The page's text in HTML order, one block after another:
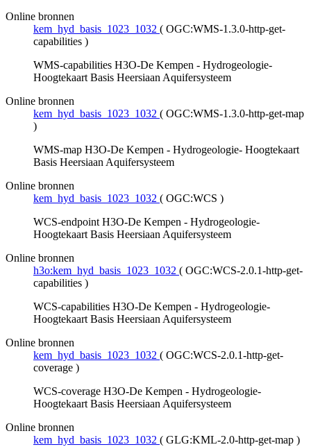
Online bronnen
kem_hyd_basis_1023_1032 ( OGC:WMS-1.3.0-http-get-
capabilities )
WMS-capabilities H3O-De Kempen - Hydrogeologie-
Hoogtekaart Basis Heersiaan Aquifersysteem
Online bronnen
kem_hyd_basis_1023_1032 ( OGC:WMS-1.3.0-http-get-map
)
WMS-map H3O-De Kempen - Hydrogeologie- Hoogtekaart
Basis Heersiaan Aquifersysteem
Online bronnen
kem_hyd_basis_1023_1032 ( OGC:WCS )
WCS-endpoint H3O-De Kempen - Hydrogeologie-
Hoogtekaart Basis Heersiaan Aquifersysteem
Online bronnen
h3o:kem_hyd_basis_1023_1032 ( OGC:WCS-2.0.1-http-get-
capabilities )
WCS-capabilities H3O-De Kempen - Hydrogeologie-
Hoogtekaart Basis Heersiaan Aquifersysteem
Online bronnen
kem_hyd_basis_1023_1032 ( OGC:WCS-2.0.1-http-get-
coverage )
WCS-coverage H3O-De Kempen - Hydrogeologie-
Hoogtekaart Basis Heersiaan Aquifersysteem
Online bronnen
kem_hyd_basis_1023_1032 ( GLG:KML-2.0-http-get-map )